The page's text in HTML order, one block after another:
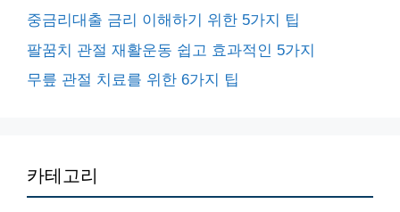
중금리대출 금리 이해하기 위한 5가지 팁
팔꿈치 관절 재활운동 쉽고 효과적인 5가지
무릎 관절 치료를 위한 6가지 팁
카테고리